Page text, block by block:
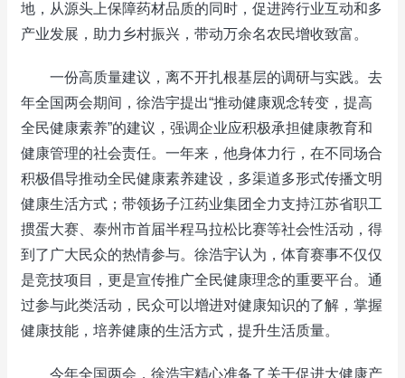
地，从源头上保障药材品质的同时，促进跨行业互动和多
产业发展，助力乡村振兴，带动万余名农民增收致富。
一份高质量建议，离不开扎根基层的调研与实践。去
年全国两会期间，徐浩宇提出“推动健康观念转变，提高
全民健康素养”的建议，强调企业应积极承担健康教育和
健康管理的社会责任。一年来，他身体力行，在不同场合
积极倡导推动全民健康素养建设，多渠道多形式传播文明
健康生活方式；带领扬子江药业集团全力支持江苏省职工
掼蛋大赛、泰州市首届半程马拉松比赛等社会性活动，得
到了广大民众的热情参与。徐浩宇认为，体育赛事不仅仅
是竞技项目，更是宣传推广全民健康理念的重要平台。通
过参与此类活动，民众可以增进对健康知识的了解，掌握
健康技能，培养健康的生活方式，提升生活质量。
今年全国两会，徐浩宇精心准备了关于促进大健康产